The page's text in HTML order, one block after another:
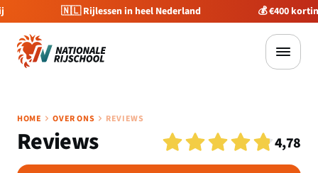
🇳🇱 Rijlessen in heel Nederland 💰 €400 korting op je
HOME OVER ONS REVIEWS
Reviews 4,78